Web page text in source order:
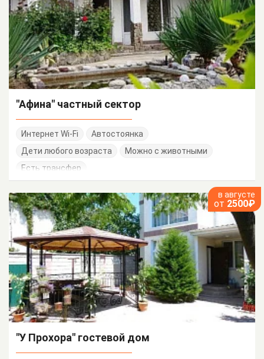
"Афина" частный сектор
Интернет Wi-Fi
Автостоянка
Дети любого возраста
Можно с животными
Есть трансфер
в августе
от 2500₽
"У Прохора" гостевой дом